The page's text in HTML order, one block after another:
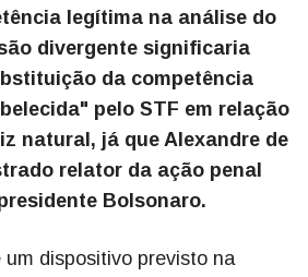
legítima na análise do
divergente significaria
da competência
pelo STF em relação
natural, já que Alexandre de
relator da ação penal
Bolsonaro.
um dispositivo previsto na